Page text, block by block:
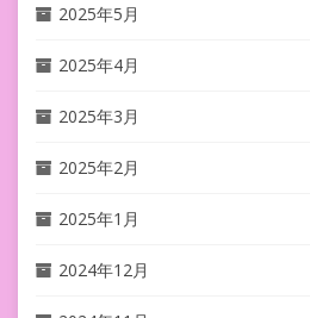
2025年5月
2025年4月
2025年3月
2025年2月
2025年1月
2024年12月